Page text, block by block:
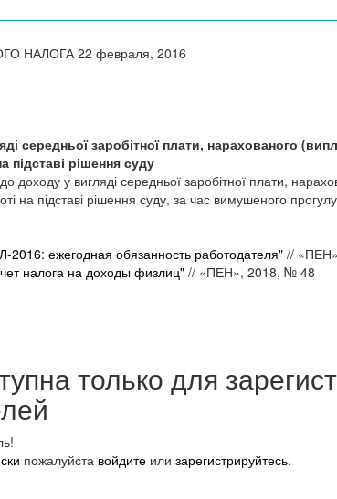
НАЛОГА22 февраля, 2016
середньої заробітної плати, нарахованого
підставі рішення суду
доходу у вигляді середньої заробітної плати,
на підставі рішення суду, за час вимушеного
ежегодная обязанность работодателя"//
налога на доходы физлиц"// «ПЕН», 2018, № 48
только для
пожалуйста войдите или зарегистрируйтесь.